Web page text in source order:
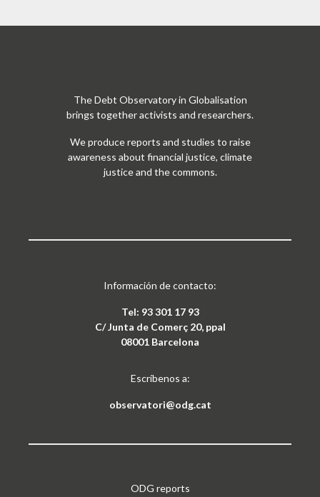
The Debt Observatory in Globalisation
brings together activists and researchers.
We produce reports and studies to raise
awareness about financial justice, climate
justice and the commons.
Información de contacto:
Tel: 93 301 17 93
C/ Junta de Comerç 20, ppal
08001 Barcelona
Escríbenos a:
observatori@odg.cat
ODG reports